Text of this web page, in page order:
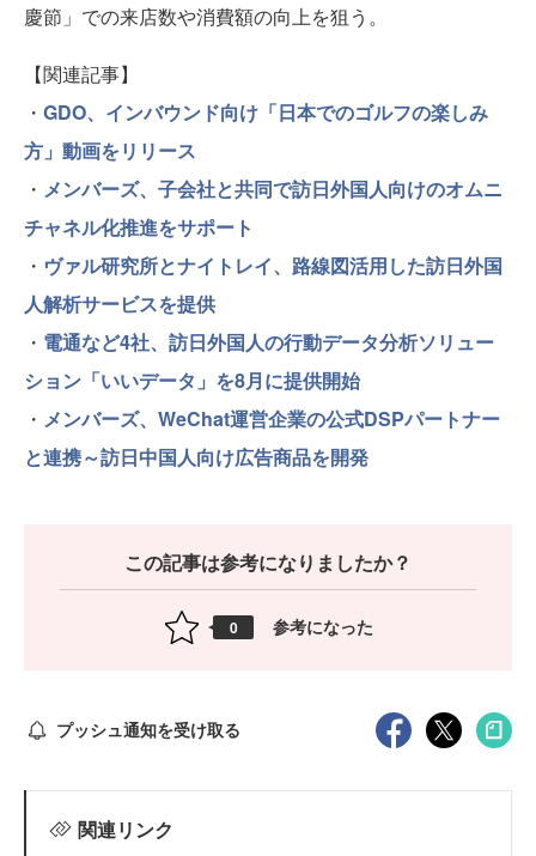
慶節」での来店数や消費額の向上を狙う。
【関連記事】
・ GDO、インバウンド向け「日本でのゴルフの楽しみ
方」動画をリリース
・ メンバーズ、子会社と共同で訪日外国人向けのオムニ
チャネル化推進をサポート
・ ヴァル研究所とナイトレイ、路線図活用した訪日外国
人解析サービスを提供
・ 電通など4社、訪日外国人の行動データ分析ソリュー
ション「いいデータ」を8月に提供開始
・ メンバーズ、WeChat運営企業の公式DSPパートナー
と連携～訪日中国人向け広告商品を開発
この記事は参考になりましたか？
0 参考になった
プッシュ通知を受け取る
関連リンク